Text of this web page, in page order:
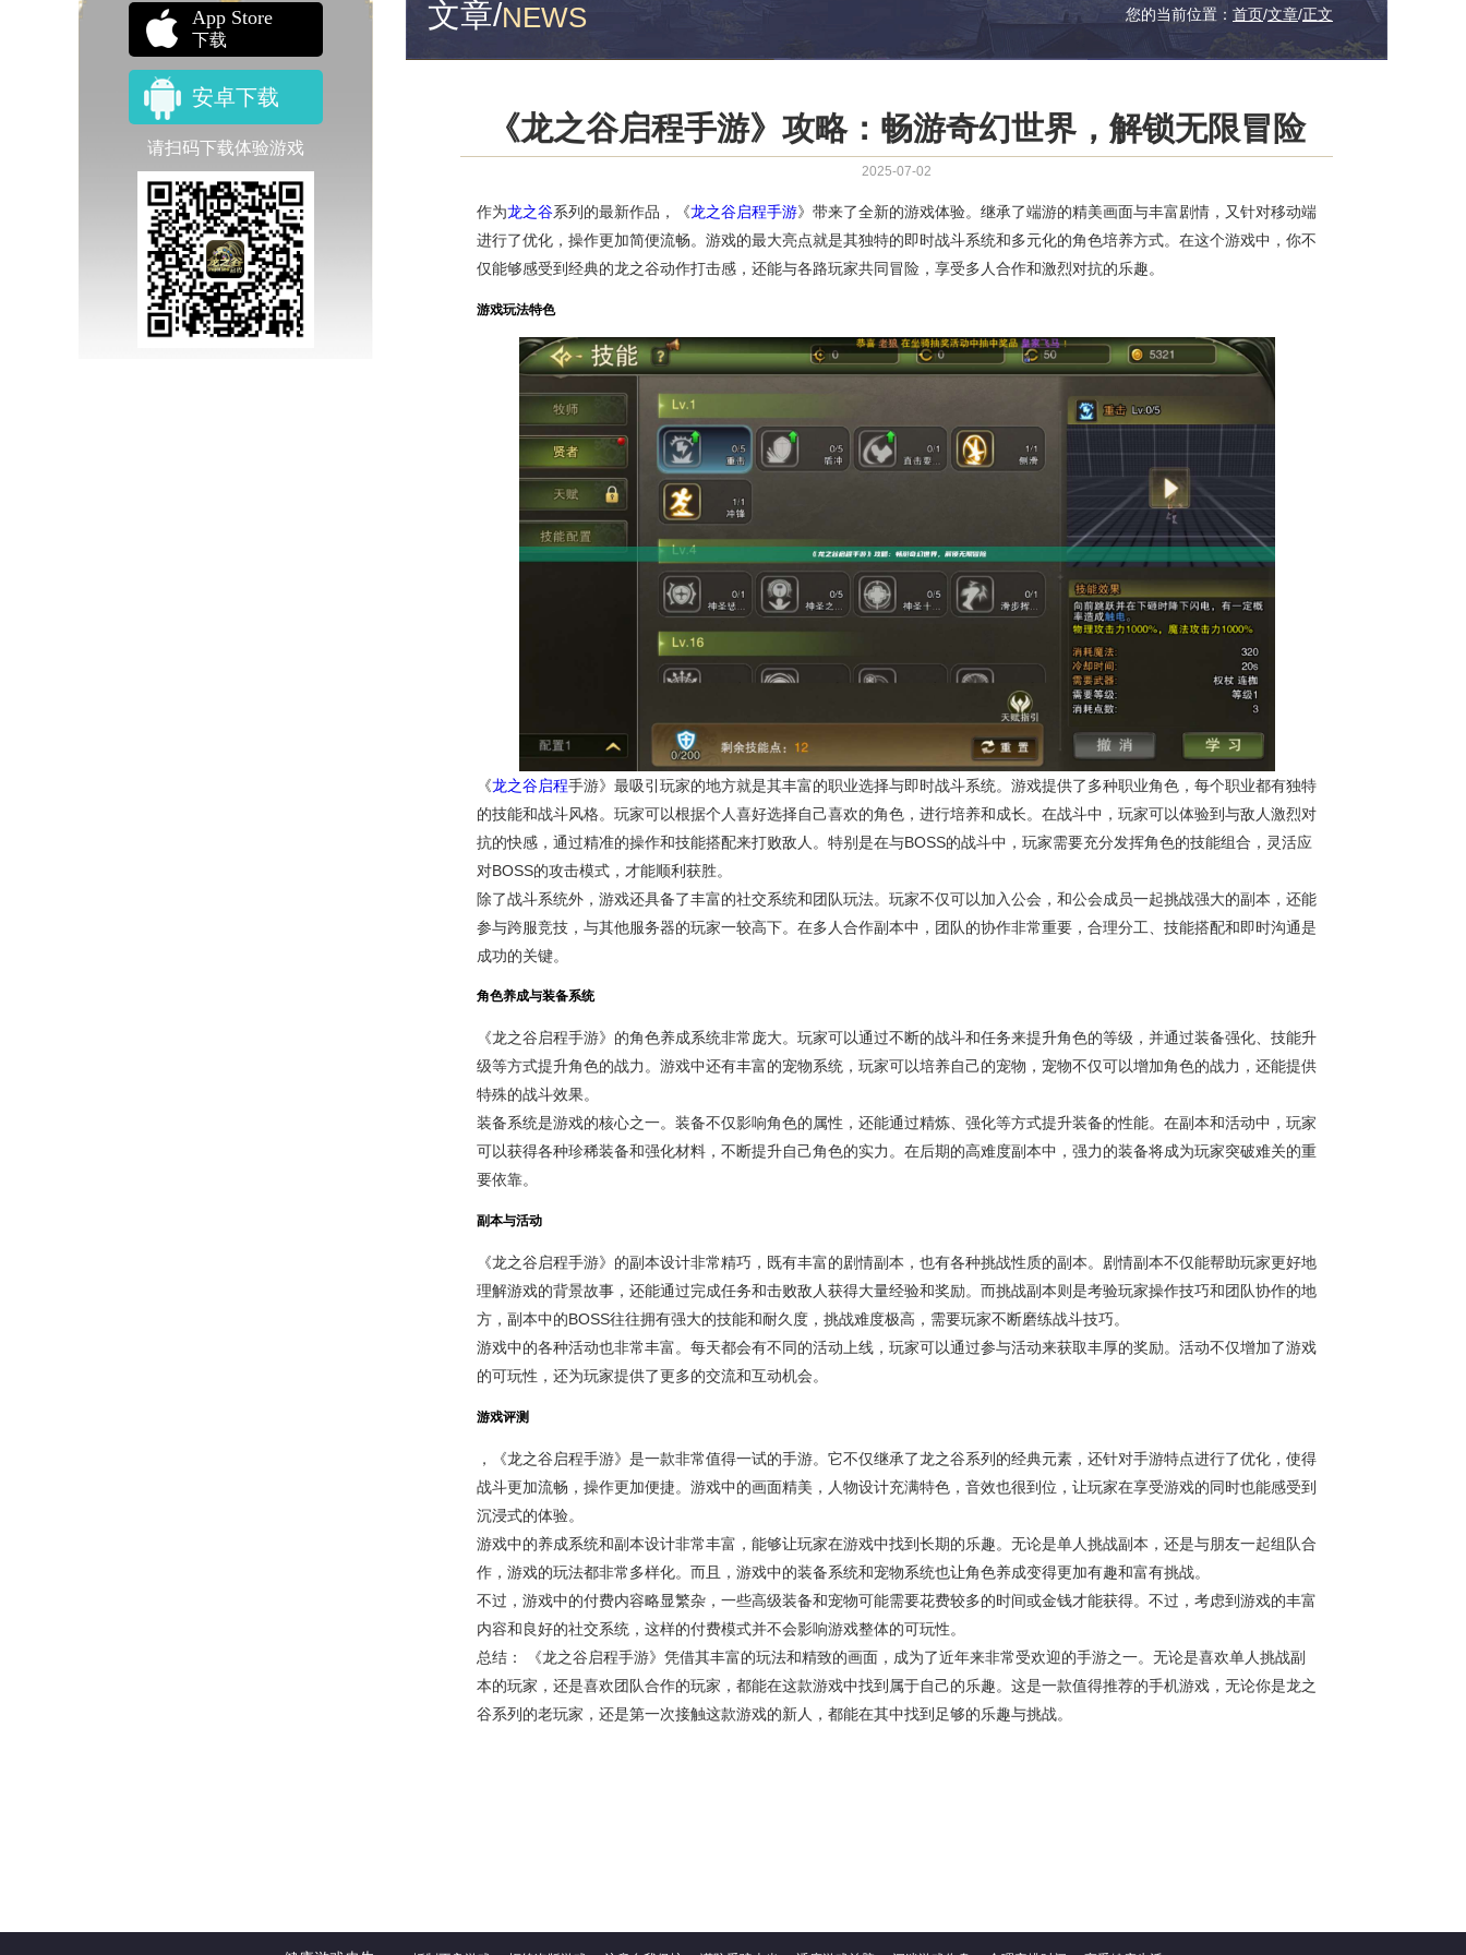
App Store
下载
安卓下载
请扫码下载体验游戏
文章/NEWS 您的当前位置： 首页/文章/正文
《龙之谷启程手游》攻略：畅游奇幻世界，解锁无限冒险
2025-07-02
作为龙之谷系列的最新作品，《龙之谷启程手游》带来了全新的游戏体验。继承了端游的精美画面与丰富剧情，又针对移动端
进行了优化，操作更加简便流畅。游戏的最大亮点就是其独特的即时战斗系统和多元化的角色培养方式。在这个游戏中，你不
仅能够感受到经典的龙之谷动作打击感，还能与各路玩家共同冒险，享受多人合作和激烈对抗的乐趣。
游戏玩法特色
《龙之谷启程手游》最吸引玩家的地方就是其丰富的职业选择与即时战斗系统。游戏提供了多种职业角色，每个职业都有独特
的技能和战斗风格。玩家可以根据个人喜好选择自己喜欢的角色，进行培养和成长。在战斗中，玩家可以体验到与敌人激烈对
抗的快感，通过精准的操作和技能搭配来打败敌人。特别是在与BOSS的战斗中，玩家需要充分发挥角色的技能组合，灵活应
对BOSS的攻击模式，才能顺利获胜。
除了战斗系统外，游戏还具备了丰富的社交系统和团队玩法。玩家不仅可以加入公会，和公会成员一起挑战强大的副本，还能
参与跨服竞技，与其他服务器的玩家一较高下。在多人合作副本中，团队的协作非常重要，合理分工、技能搭配和即时沟通是
成功的关键。
角色养成与装备系统
《龙之谷启程手游》的角色养成系统非常庞大。玩家可以通过不断的战斗和任务来提升角色的等级，并通过装备强化、技能升
级等方式提升角色的战力。游戏中还有丰富的宠物系统，玩家可以培养自己的宠物，宠物不仅可以增加角色的战力，还能提供
特殊的战斗效果。
装备系统是游戏的核心之一。装备不仅影响角色的属性，还能通过精炼、强化等方式提升装备的性能。在副本和活动中，玩家
可以获得各种珍稀装备和强化材料，不断提升自己角色的实力。在后期的高难度副本中，强力的装备将成为玩家突破难关的重
要依靠。
副本与活动
《龙之谷启程手游》的副本设计非常精巧，既有丰富的剧情副本，也有各种挑战性质的副本。剧情副本不仅能帮助玩家更好地
理解游戏的背景故事，还能通过完成任务和击败敌人获得大量经验和奖励。而挑战副本则是考验玩家操作技巧和团队协作的地
方，副本中的BOSS往往拥有强大的技能和耐久度，挑战难度极高，需要玩家不断磨练战斗技巧。
游戏中的各种活动也非常丰富。每天都会有不同的活动上线，玩家可以通过参与活动来获取丰厚的奖励。活动不仅增加了游戏
的可玩性，还为玩家提供了更多的交流和互动机会。
游戏评测
，《龙之谷启程手游》是一款非常值得一试的手游。它不仅继承了龙之谷系列的经典元素，还针对手游特点进行了优化，使得
战斗更加流畅，操作更加便捷。游戏中的画面精美，人物设计充满特色，音效也很到位，让玩家在享受游戏的同时也能感受到
沉浸式的体验。
游戏中的养成系统和副本设计非常丰富，能够让玩家在游戏中找到长期的乐趣。无论是单人挑战副本，还是与朋友一起组队合
作，游戏的玩法都非常多样化。而且，游戏中的装备系统和宠物系统也让角色养成变得更加有趣和富有挑战。
不过，游戏中的付费内容略显繁杂，一些高级装备和宠物可能需要花费较多的时间或金钱才能获得。不过，考虑到游戏的丰富
内容和良好的社交系统，这样的付费模式并不会影响游戏整体的可玩性。
总结： 《龙之谷启程手游》凭借其丰富的玩法和精致的画面，成为了近年来非常受欢迎的手游之一。无论是喜欢单人挑战副
本的玩家，还是喜欢团队合作的玩家，都能在这款游戏中找到属于自己的乐趣。这是一款值得推荐的手机游戏，无论你是龙之
谷系列的老玩家，还是第一次接触这款游戏的新人，都能在其中找到足够的乐趣与挑战。